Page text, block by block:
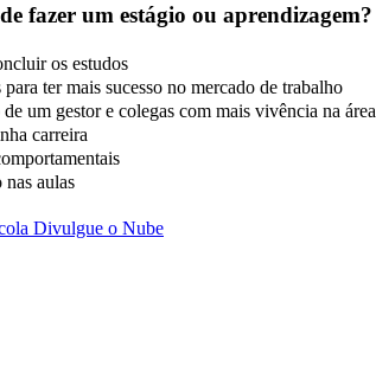
fazer um estágio ou aprendizagem?
os estudos
ter mais sucesso no mercado de trabalho
um gestor e colegas com mais vivência na área
carreira
aulas
Divulgue o Nube